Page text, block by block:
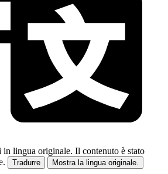
in lingua originale. Il contenuto è stato
Tradurre Mostra la lingua originale.